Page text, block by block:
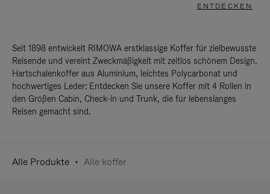
ENTDECKEN
Seit 1898 entwickelt RIMOWA erstklassige Koffer für zielbewusste
Reisende und vereint Zweckmäßigkeit mit zeitlos schönem Design.
Hartschalenkoffer aus Aluminium, leichtes Polycarbonat und
hochwertiges Leder: Entdecken Sie unsere Koffer mit 4 Rollen in
den Größen Cabin, Check-in und Trunk, die für lebenslanges
Reisen gemacht sind.
Alle Produkte Alle koffer